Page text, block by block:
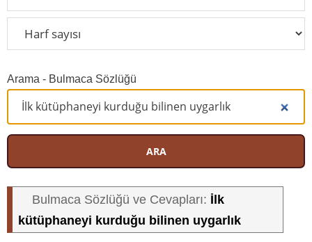
Arama - Bulmaca Sözlüğü
ARA
Bulmaca Sözlüğü ve Cevapları: İlk
kütüphaneyi kurduğu bilinen uygarlık